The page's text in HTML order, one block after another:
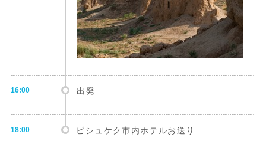
16:00 出発
18:00 ビシュケク市内ホテルお送り